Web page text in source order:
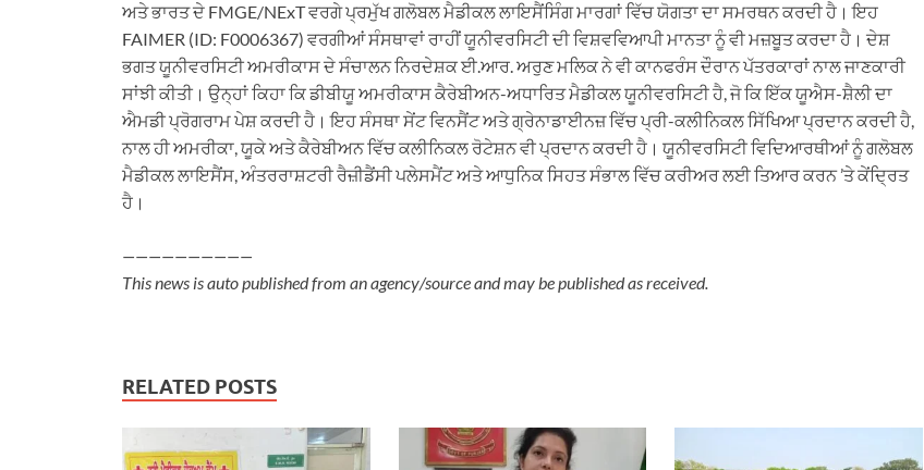
ਅਤੇ ਭਾਰਤ ਦੇ FMGE/NExT ਵਰਗੇ ਪ੍ਰਮੁੱਖ ਗਲੋਬਲ ਮੈਡੀਕਲ ਲਾਇਸੈਂਸਿੰਗ ਮਾਰਗਾਂ ਵਿੱਚ ਯੋਗਤਾ ਦਾ ਸਮਰਥਨ ਕਰਦੀ ਹੈ। ਇਹ
FAIMER (ID: F0006367) ਵਰਗੀਆਂ ਸੰਸਥਾਵਾਂ ਰਾਹੀਂ ਯੂਨੀਵਰਸਿਟੀ ਦੀ ਵਿਸ਼ਵਵਿਆਪੀ ਮਾਨਤਾ ਨੂੰ ਵੀ ਮਜ਼ਬੂਤ ਕਰਦਾ ਹੈ। ਦੇਸ਼
ਭਗਤ ਯੂਨੀਵਰਸਿਟੀ ਅਮਰੀਕਾਸ ਦੇ ਸੰਚਾਲਨ ਨਿਰਦੇਸ਼ਕ ਈ.ਆਰ. ਅਰੁਣ ਮਲਿਕ ਨੇ ਵੀ ਕਾਨਫਰੰਸ ਦੌਰਾਨ ਪੱਤਰਕਾਰਾਂ ਨਾਲ ਜਾਣਕਾਰੀ
ਸਾਂਝੀ ਕੀਤੀ। ਉਨ੍ਹਾਂ ਕਿਹਾ ਕਿ ਡੀਬੀਯੂ ਅਮਰੀਕਾਸ ਕੈਰੇਬੀਅਨ-ਅਧਾਰਿਤ ਮੈਡੀਕਲ ਯੂਨੀਵਰਸਿਟੀ ਹੈ, ਜੋ ਕਿ ਇੱਕ ਯੂਐਸ-ਸ਼ੈਲੀ ਦਾ
ਐਮਡੀ ਪ੍ਰੋਗਰਾਮ ਪੇਸ਼ ਕਰਦੀ ਹੈ। ਇਹ ਸੰਸਥਾ ਸੇਂਟ ਵਿਨਸੈਂਟ ਅਤੇ ਗ੍ਰੇਨਾਡਾਈਨਜ਼ ਵਿੱਚ ਪ੍ਰੀ-ਕਲੀਨਿਕਲ ਸਿੱਖਿਆ ਪ੍ਰਦਾਨ ਕਰਦੀ ਹੈ,
ਨਾਲ ਹੀ ਅਮਰੀਕਾ, ਯੂਕੇ ਅਤੇ ਕੈਰੇਬੀਅਨ ਵਿੱਚ ਕਲੀਨਿਕਲ ਰੋਟੇਸ਼ਨ ਵੀ ਪ੍ਰਦਾਨ ਕਰਦੀ ਹੈ। ਯੂਨੀਵਰਸਿਟੀ ਵਿਦਿਆਰਥੀਆਂ ਨੂੰ ਗਲੋਬਲ
ਮੈਡੀਕਲ ਲਾਇਸੈਂਸ, ਅੰਤਰਰਾਸ਼ਟਰੀ ਰੈਜ਼ੀਡੈਂਸੀ ਪਲੇਸਮੈਂਟ ਅਤੇ ਆਧੁਨਿਕ ਸਿਹਤ ਸੰਭਾਲ ਵਿੱਚ ਕਰੀਅਰ ਲਈ ਤਿਆਰ ਕਰਨ ’ਤੇ ਕੇਂਦ੍ਰਿਤ
ਹੈ।
——————————
This news is auto published from an agency/source and may be published as received.
RELATED POSTS